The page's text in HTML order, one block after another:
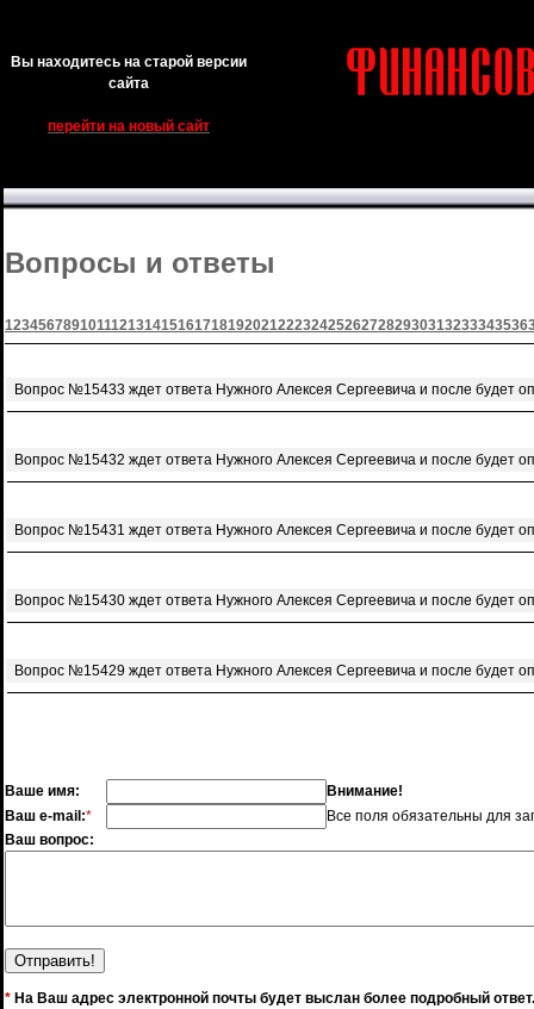
Вы находитесь на старой версии
сайта
перейти на новый сайт
Вопросы и ответы
123456789101112131415161718192021222324252627282930313233343536
Вопрос №15433 ждет ответа Нужного Алексея Сергеевича и после будет
Вопрос №15432 ждет ответа Нужного Алексея Сергеевича и после будет
Вопрос №15431 ждет ответа Нужного Алексея Сергеевича и после будет
Вопрос №15430 ждет ответа Нужного Алексея Сергеевича и после будет
Вопрос №15429 ждет ответа Нужного Алексея Сергеевича и после будет
Ваше имя:
Внимание!
Ваш e-mail:*
Все поля обязательны для
Ваш вопрос:
* На Ваш адрес электронной почты будет выслан более подробный ответ.